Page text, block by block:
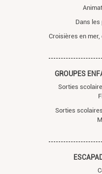
Dans les
Croisières en
GROUPES
Sorties
Sorties